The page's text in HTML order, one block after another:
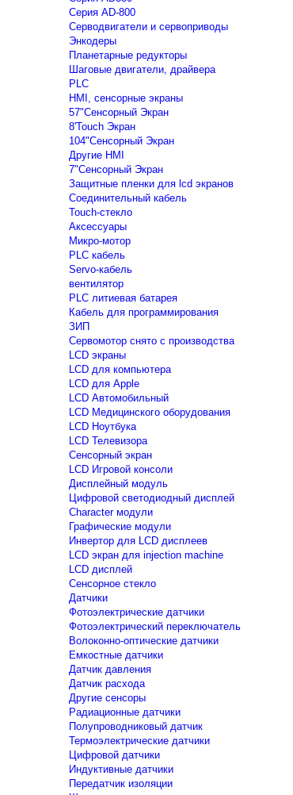
Серия AD-800
Серводвигатели и сервоприводы
Энкодеры
Планетарные редукторы
Шаговые двигатели, драйвера
PLC
HMI, сенсорные экраны
57"Сенсорный Экран
8'Touch Экран
104"Сенсорный Экран
Другие HMI
7"Сенсорный Экран
Защитные пленки для lcd экранов
Соединительный кабель
Touch-стекло
Аксессуары
Микро-мотор
PLC кабель
Servo-кабель
вентилятор
PLC литиевая батарея
Кабель для программирования
ЗИП
Сервомотор снято с производства
LCD экраны
LCD для компьютера
LCD для Apple
LCD Автомобильный
LCD Медицинского оборудования
LCD Ноутбука
LCD Телевизора
Сенсорный экран
LCD Игровой консоли
Дисплейный модуль
Цифровой светодиодный дисплей
Сharacter модули
Графические модули
Инвертор для LCD дисплеев
LCD экран для injection machine
LCD дисплей
Сенсорное стекло
Датчики
Фотоэлектрические датчики
Фотоэлектрический переключатель
Волоконно-оптические датчики
Емкостные датчики
Датчик давления
Датчик расхода
Другие сенсоры
Радиационные датчики
Полупроводниковый датчик
Термоэлектрические датчики
Цифровой датчики
Индуктивные датчики
Передатчик изоляции